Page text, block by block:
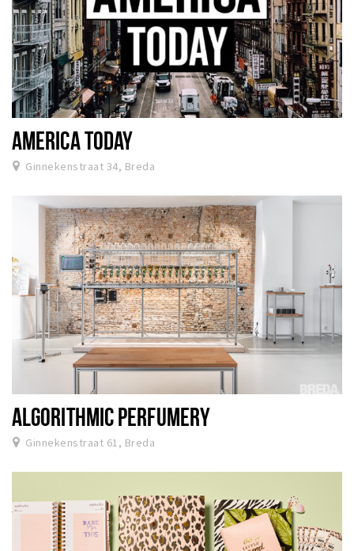
AMERICA TODAY
Ginnekenstraat 34, Breda
ALGORITHMIC PERFUMERY
Ginnekenstraat 61, Breda